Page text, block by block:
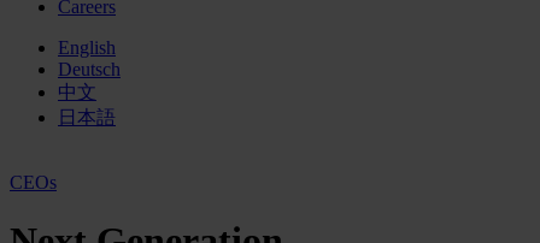
Careers
English
Deutsch
中文
日本語
CEOs